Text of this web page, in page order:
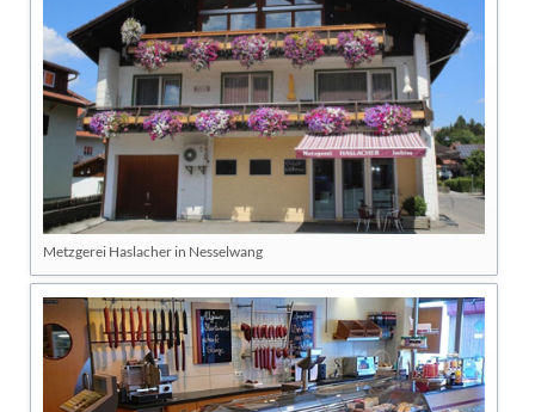
Metzgerei Haslacher in Nesselwang